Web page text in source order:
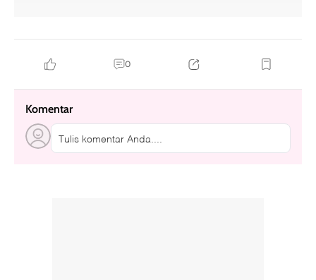
0
Komentar
Tulis komentar Anda....